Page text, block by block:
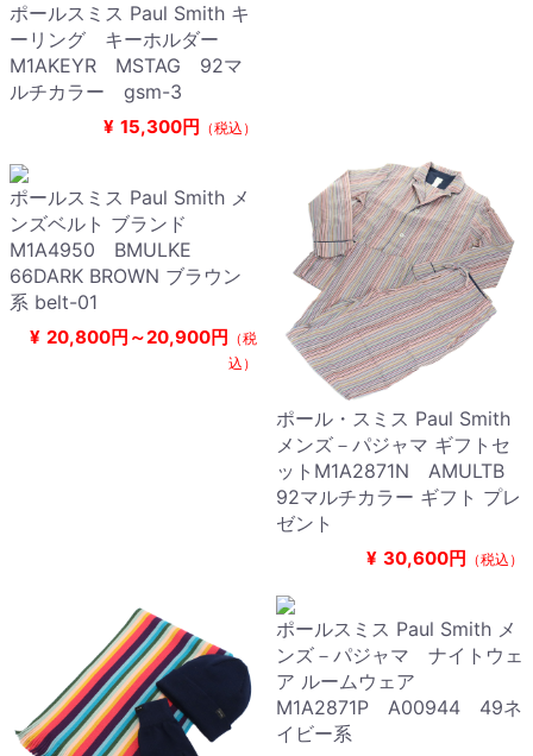
ポールスミス Paul Smith キ
ーリング キーホルダー
M1AKEYR MSTAG 92マ
ルチカラー gsm-3
¥ 15,300円 （税込）
ポールスミス Paul Smith メ
ンズベルト ブランド
M1A4950 BMULKE
66DARK BROWN ブラウン
系 belt-01
¥ 20,800円～20,900円 （税
込）
ポール・スミス Paul Smith
メンズ－パジャマ ギフトセ
ットM1A2871N AMULTB
92マルチカラー ギフト プレ
ゼント
¥ 30,600円 （税込）
ポールスミス Paul Smith メ
ンズ－パジャマ ナイトウェ
ア ルームウェア
M1A2871P A00944 49ネ
イビー系